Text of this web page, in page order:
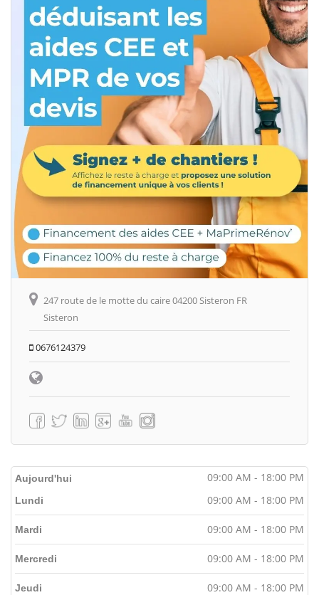
247 route de le motte du caire 04200 Sisteron FR
Sisteron
0676124379
Aujourd'hui 09:00 AM - 18:00 PM
Lundi 09:00 AM - 18:00 PM
Mardi 09:00 AM - 18:00 PM
Mercredi 09:00 AM - 18:00 PM
Jeudi 09:00 AM - 18:00 PM